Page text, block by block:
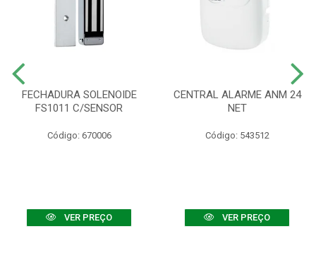
FECHADURA SOLENOIDE
FS1011 C/SENSOR
Código: 670006
VER PREÇO
CENTRAL ALARME ANM 24
NET
Código: 543512
VER PREÇO